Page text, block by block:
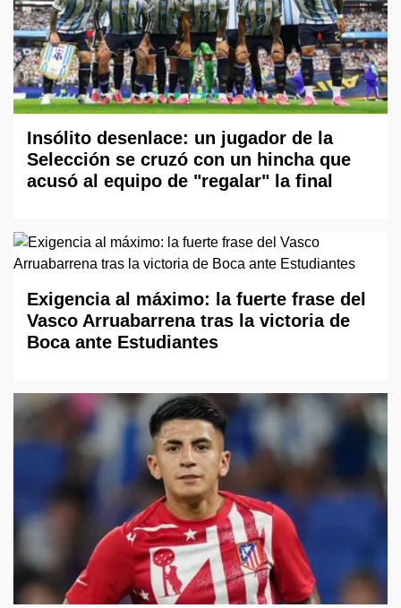
Insólito desenlace: un jugador de la
Selección se cruzó con un hincha que
acusó al equipo de "regalar" la final
Exigencia al máximo: la fuerte frase del
Vasco Arruabarrena tras la victoria de
Boca ante Estudiantes